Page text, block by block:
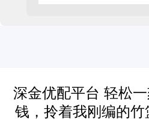
深金优配平台 轻松
钱，拎着我刚编的